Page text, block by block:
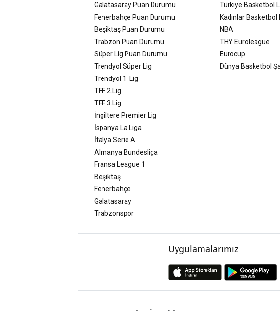
Galatasaray Puan Durumu
Fenerbahçe Puan Durumu
Beşiktaş Puan Durumu
Trabzon Puan Durumu
Süper Lig Puan Durumu
Trendyol Süper Lig
Trendyol 1. Lig
TFF 2.Lig
TFF 3.Lig
İngiltere Premier Lig
İspanya La Liga
İtalya Serie A
Almanya Bundesliga
Fransa League 1
Beşiktaş
Fenerbahçe
Galatasaray
Trabzonspor
Türkiye Basketbol
Kadınlar Basketbol
NBA
THY Euroleague
Eurocup
Dünya Basketbol
Uygulamalarımız